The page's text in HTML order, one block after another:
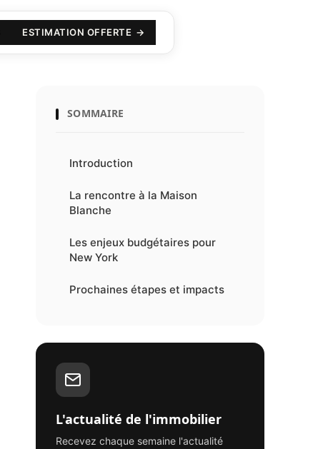
ESTIMATION OFFERTE
SOMMAIRE
Introduction
La rencontre à la Maison
Blanche
Les enjeux budgétaires pour
New York
Prochaines étapes et impacts
L'actualité de l'immobilier
Recevez chaque semaine l'actualité